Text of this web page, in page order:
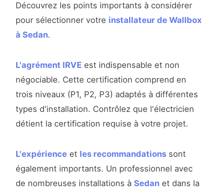
Découvrez les points importants à considérer
pour sélectionner votre installateur de Wallbox
à Sedan.
L'agrément IRVE est indispensable et non
négociable. Cette certification comprend en
trois niveaux (P1, P2, P3) adaptés à différentes
types d'installation. Contrôlez que l'électricien
détient la certification requise à votre projet.
L'expérience et les recommandations sont
également importants. Un professionnel avec
de nombreuses installations à Sedan et dans la